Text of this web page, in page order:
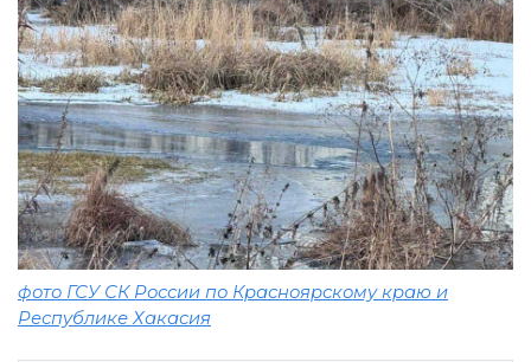
фото ГСУ СК России по Красноярскому краю и
Республике Хакасия